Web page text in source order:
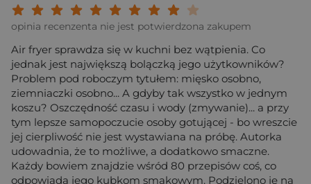
Twoja ocena:
Twoja ocena: Wybitna 9/
Twoja ocena: Rewelacyjna 8/
Twoja ocena: Bardzo dobra 7/10"
Twoja ocena: Dobra 6/10"
Twoja ocena: Przeciętna 5/10"
Twoja ocena: Może być 4/10"
Twoja ocena: Słaba 3/10"
Twoja ocena: Bardzo słaba 2/10"
Twoja ocena: Beznadziejna 1/10"
opinia recenzenta nie jest potwierdzona zakupem
Air fryer sprawdza się w kuchni bez wątpienia. Co
jednak jest największą bolączką jego użytkowników?
Problem pod roboczym tytułem: mięsko osobno,
ziemniaczki osobno... A gdyby tak wszystko w jednym
koszu? Oszczędność czasu i wody (zmywanie)... a przy
tym lepsze samopoczucie osoby gotującej - bo wreszcie
jej cierpliwość nie jest wystawiana na próbę. Autorka
udowadnia, że to możliwe, a dodatkowo smaczne.
Każdy bowiem znajdzie wśród 80 przepisów coś, co
odpowiada jego kubkom smakowym. Podzielono je na